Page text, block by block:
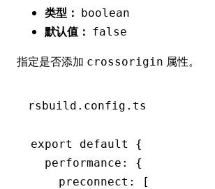
类型： boolean
默认值： false
指定是否添加 crossorigin 属性。
rsbuild.config.ts
export default
{
  performance
:
{
    preconnect
:
[